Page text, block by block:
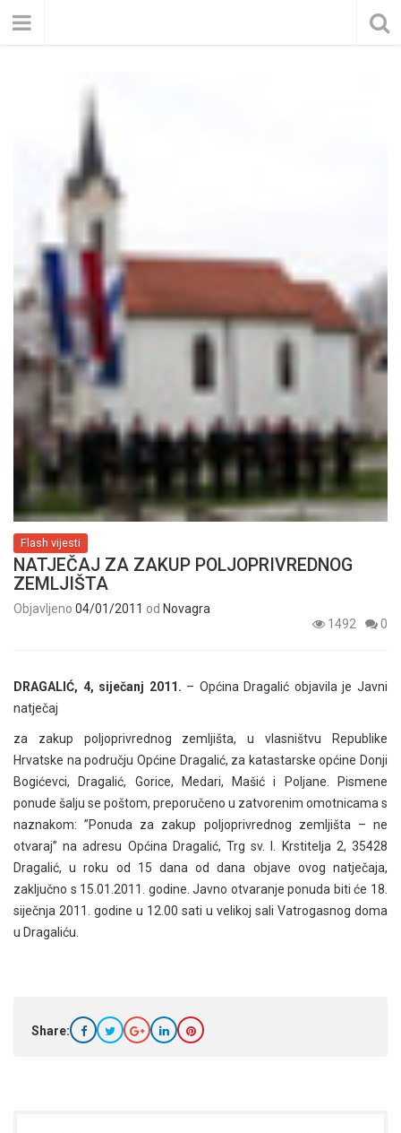
Flash vijesti
NATJEČAJ ZA ZAKUP POLJOPRIVREDNOG
ZEMLJIŠTA
Objavljeno 04/01/2011 od Novagra
1492
0
DRAGALIĆ, 4, siječanj 2011. – Općina Dragalić objavila je Javni
natječaj
za zakup poljoprivrednog zemljišta, u vlasništvu Republike
Hrvatske na području Općine Dragalić, za katastarske općine Donji
Bogićevci, Dragalić, Gorice, Medari, Mašić i Poljane. Pismene
ponude šalju se poštom, preporučeno u zatvorenim omotnicama s
naznakom: ”Ponuda za zakup poljoprivrednog zemljišta – ne
otvaraj” na adresu Općina Dragalić, Trg sv. I. Krstitelja 2, 35428
Dragalić, u roku od 15 dana od dana objave ovog natječaja,
zaključno s 15.01.2011. godine. Javno otvaranje ponuda biti će 18.
siječnja 2011. godine u 12.00 sati u velikoj sali Vatrogasnog doma
u Dragaliću.
Share: